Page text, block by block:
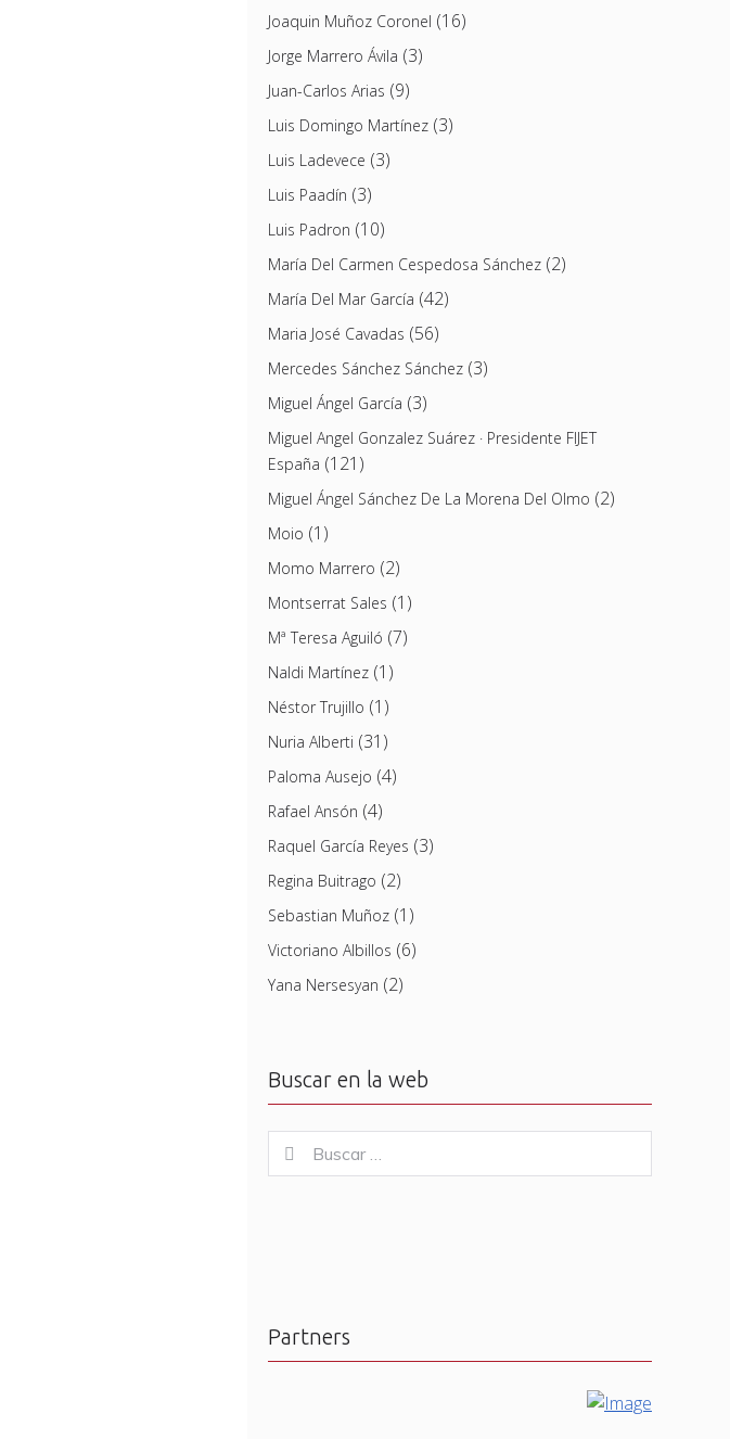
Joaquin Muñoz Coronel (16)
Jorge Marrero Ávila (3)
Juan-Carlos Arias (9)
Luis Domingo Martínez(3)
Luis Ladevece (3)
Luis Paadín (3)
Luis Padron (10)
María Del Carmen Cespedosa Sánchez(2)
María Del Mar García (42)
Maria José Cavadas (56)
Mercedes Sánchez Sánchez(3)
Miguel Ángel García (3)
Miguel Angel Gonzalez Suárez · Presidente FIJET
España (121)
Miguel Ángel Sánchez De La Morena Del Olmo (2)
Moio (1)
Momo Marrero (2)
Montserrat Sales (1)
Mª Teresa Aguiló (7)
Naldi Martínez(1)
Néstor Trujillo (1)
Nuria Alberti (31)
Paloma Ausejo (4)
Rafael Ansón (4)
Raquel García Reyes (3)
Regina Buitrago (2)
Sebastian Muñoz(1)
Victoriano Albillos (6)
Yana Nersesyan (2)
Buscar en la web
for:
Buscar
Partners